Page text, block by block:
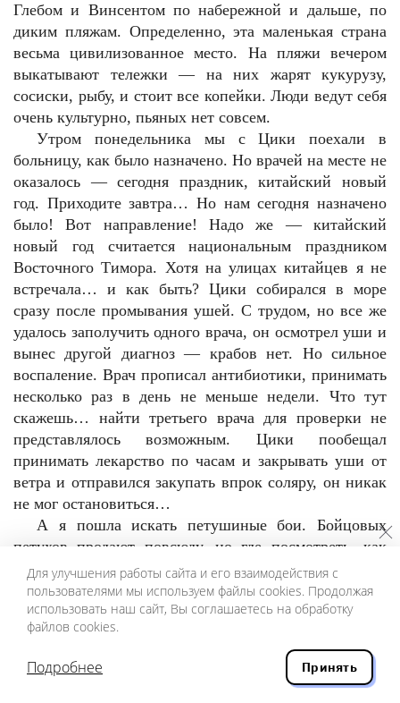
Глебом и Винсентом по набережной и дальше, по
диким пляжам. Определенно, эта маленькая страна
весьма цивилизованное место. На пляжи вечером
выкатывают тележки — на них жарят кукурузу,
сосиски, рыбу, и стоит все копейки. Люди ведут себя
очень культурно, пьяных нет совсем.
Утром понедельника мы с Цики поехали в
больницу, как было назначено. Но врачей на месте не
оказалось — сегодня праздник, китайский новый
год. Приходите завтра… Но нам сегодня назначено
было! Вот направление! Надо же — китайский
новый год считается национальным праздником
Восточного Тимора. Хотя на улицах китайцев я не
встречала… и как быть? Цики собирался в море
сразу после промывания ушей. С трудом, но все же
удалось заполучить одного врача, он осмотрел уши и
вынес другой диагноз — крабов нет. Но сильное
воспаление. Врач прописал антибиотики, принимать
несколько раз в день не меньше недели. Что тут
скажешь… найти третьего врача для проверки не
представлялось возможным. Цики пообещал
принимать лекарство по часам и закрывать уши от
ветра и отправился закупать впрок соляру, он никак
не мог остановиться…
А я пошла искать петушиные бои. Бойцовых
петухов продают повсюду, но где посмотреть, как
они дерутся? Никто не давал точной наводки. А
один продавец сказал, что бои запретили и теперь
они происходят тайно. Зато на базаре мне попался
лекарь-шаман, он лечит все болезни при помощи
духов местности. Режет курицу, смазывает лицо
пациента кровью и читает заклинание. В особо
Для улучшения работы сайта и его взаимодействия с
пользователями мы используем файлы cookies. Продолжая
использовать наш сайт, Вы соглашаетесь на обработку
файлов cookies.
Подробнее Принять